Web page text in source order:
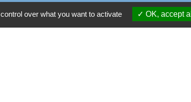
Lundi : 11 h à 14 h
over what you want to activate OK, accept all